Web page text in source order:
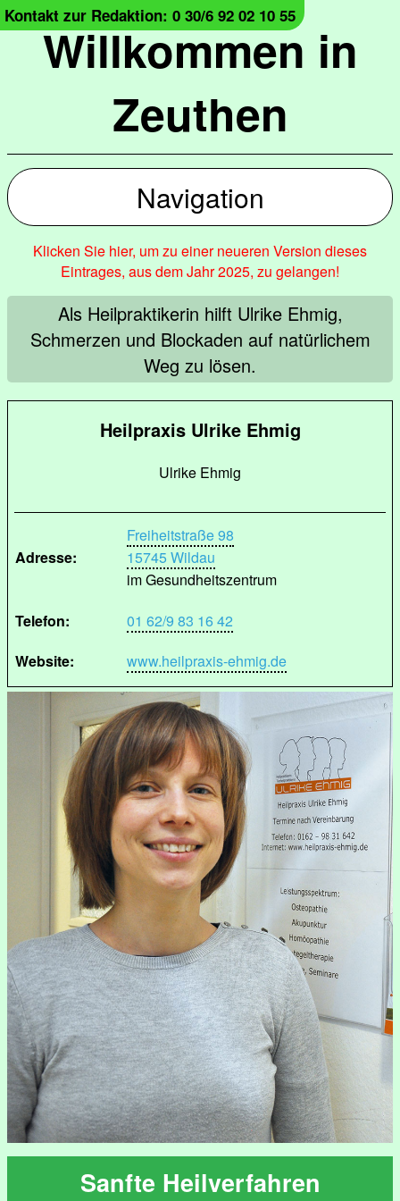
Willkommen in
Zeuthen
Kontakt zur Redaktion: 0 30/6 92 02 10 55
Navigation
Klicken Sie hier, um zu einer neueren Version dieses
Eintrages, aus dem Jahr 2025, zu gelangen!
Als Heilpraktikerin hilft Ulrike Ehmig,
Schmerzen und Blockaden auf natürlichem
Weg zu lösen.
Heilpraxis Ulrike Ehmig
Ulrike Ehmig
Adresse:
Freiheitstraße 98
15745 Wildau
im Gesundheitszentrum
Telefon:
01 62/9 83 16 42
Website:
www.heilpraxis-ehmig.de
Sanfte Heilverfahren